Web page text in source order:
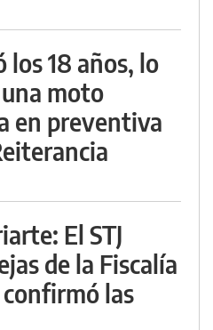
los 18 años, lo
moto
en preventiva
El STJ
de la Fiscalía
las